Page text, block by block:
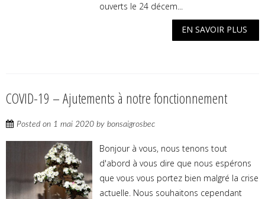
ouverts le 24 décem...
EN SAVOIR PLUS
COVID-19 – Ajutements à notre fonctionnement
Posted on 1 mai 2020 by bonsaigrosbec
Bonjour à vous, nous tenons tout
d'abord à vous dire que nous espérons
que vous vous portez bien malgré la crise
actuelle. Nous souhaitons cependant